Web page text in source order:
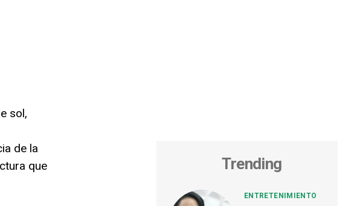
sol,
de la
que
Trending
ENTRETENIMIENTO